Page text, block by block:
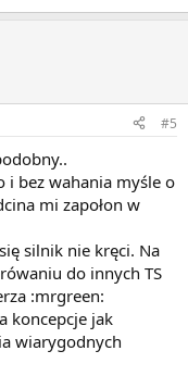
#5
bez wahania myśle o
mi zapołon w
silnik nie kręci. Na
do innych TS
:mrgreen:
koncepcje jak
wiarygodnych